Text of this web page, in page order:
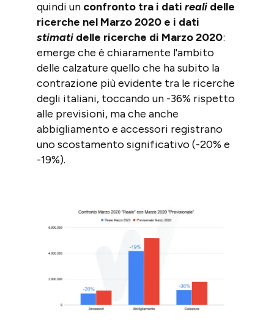
quindi un confronto tra i dati reali delle
ricerche nel Marzo 2020 e i dati
stimati delle ricerche di Marzo 2020:
emerge che è chiaramente l'ambito
delle calzature quello che ha subito la
contrazione più evidente tra le ricerche
degli italiani, toccando un -36% rispetto
alle previsioni, ma che anche
abbigliamento e accessori registrano
uno scostamento significativo (-20% e
-19%).